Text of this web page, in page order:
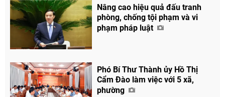
Nâng cao hiệu quả đấu tranh
phòng, chống tội phạm và vi
phạm pháp luật
Phó Bí Thư Thành ủy Hồ Thị
Cẩm Đào làm việc với 5 xã,
phường